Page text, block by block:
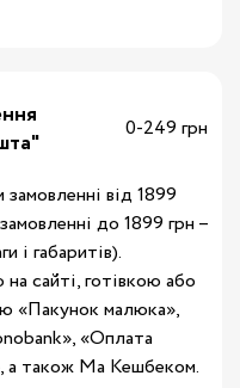
0-249 грн
від 1899
до 1899 грн –
і габаритів).
сайті, готівкою або
«Пакунок малюка»,
«Оплата
а також Ма Кешбеком.